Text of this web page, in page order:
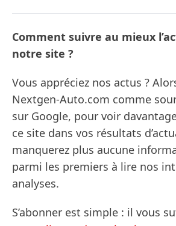
Comment suivre au mieux
notre site ?
Vous appréciez nos actus ?
Nextgen-Auto.com comme
sur Google, pour voir
ce site dans vos résultats
manquerez plus aucune
parmi les premiers à lire nos
analyses.
S’abonner est simple : il vous